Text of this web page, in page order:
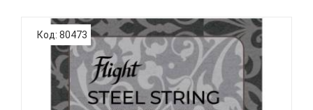
Струны Ernie Ball 2329 для укулеле выполнены
из 100%-ной нити нейлона. Струны обеспечивают
яркое и сбалансированное звучание с
впечатляющей проекцией благодаря чистому
нейлону. Струны для укулеле оснащены шариковой
конструкцией для облегчения процес..
Код: 80473